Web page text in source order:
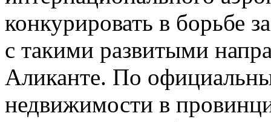
конкурировать в борьбе
с такими развитыми
Аликанте. По
недвижимости в